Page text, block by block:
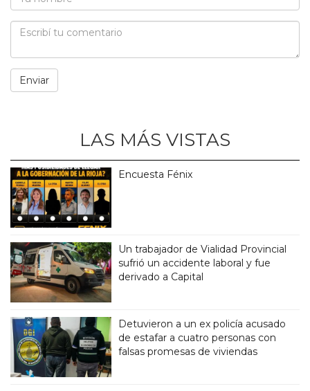
LAS MÁS VISTAS
Encuesta Fénix
Un trabajador de Vialidad Provincial
sufrió un accidente laboral y fue
derivado a Capital
Detuvieron a un ex policía acusado
de estafar a cuatro personas con
falsas promesas de viviendas